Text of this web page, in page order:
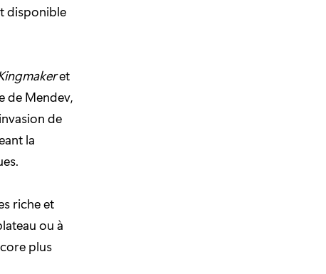
disponible
et
de Mendev,
de
la
riche et
ou à
plus